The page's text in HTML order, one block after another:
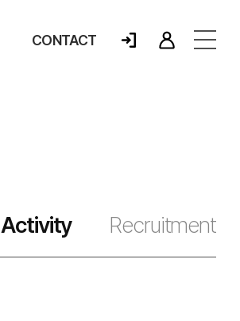
CONTACT
Activity Recruitment